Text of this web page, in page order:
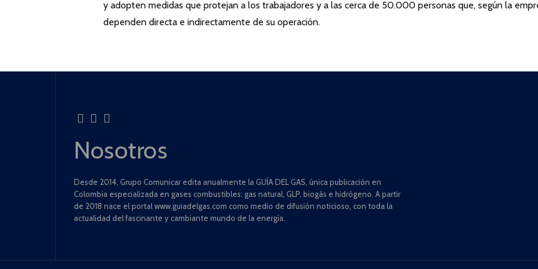
y adopten medidas que protejan a los trabajadores y a las cerca de 50.000 personas que, según la
dependen directa e indirectamente de su operación.
Nosotros
Desde 2014, Grupo Comunicar edita anualmente la GUÍA DEL GAS, única publicación en
Colombia especializada en gases combustibles: gas natural, GLP, biogás e hidrógeno. A partir
de 2018 nace el portal www.guiadelgas.com como medio de difusión noticioso, con toda la
actualidad del fascinante y cambiante mundo de la energía.